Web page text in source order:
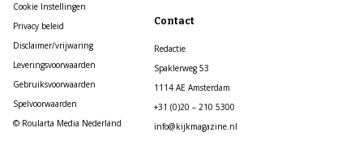
Cookie Instellingen
Privacy beleid
Disclaimer/vrijwaring
Leveringsvoorwaarden
Gebruiksvoorwaarden
Spelvoorwaarden
© Roularta Media Nederland
Contact
Redactie
Spaklerweg 53
1114 AE Amsterdam
+31 (0)20 – 210 5300
info@kijkmagazine.nl